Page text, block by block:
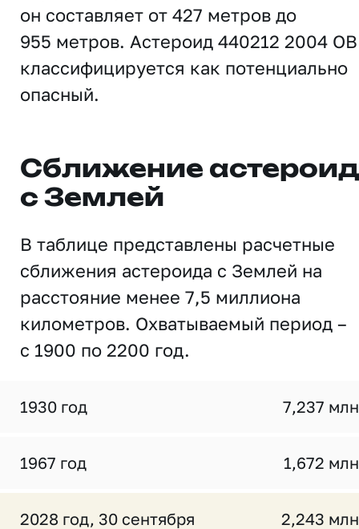
он составляет от 427 метров до
955 метров. Астероид 440212 2004 OB
классифицируется как потенциально
опасный.
Сближение
с Землей
В таблице представлены расчетные
сближения астероида с Землей на
расстояние менее 7,5 миллиона
километров. Охватываемый период –
с 1900 по 2200 год.
1930 год 7,237
1967 год 1,672
2028 год, 30 сентября 2,243